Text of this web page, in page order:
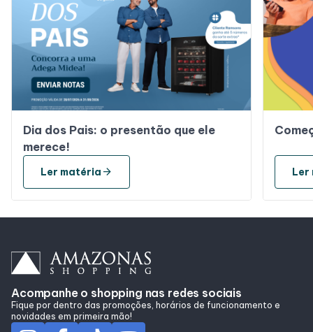
Dia dos Pais: o presentão que ele
merece!
Ler matéria arrow_forward
Acompanhe o shopping nas redes sociais
Fique por dentro das promoções, horários de funcionamento e
novidades em primeira mão!